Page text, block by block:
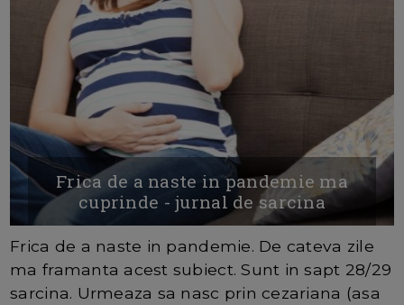
Frica de a naste in pandemie ma
cuprinde - jurnal de sarcina
Frica de a naste in pandemie. De cateva zile
ma framanta acest subiect. Sunt in sapt 28/29
sarcina. Urmeaza sa nasc prin cezariana (asa